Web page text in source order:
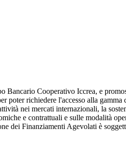
Cooperativo Iccrea, e
poter richiedere l'accesso alla
nei mercati internazionali, la
e contrattuali e sulle modalità
dei Finanziamenti Agevolati è